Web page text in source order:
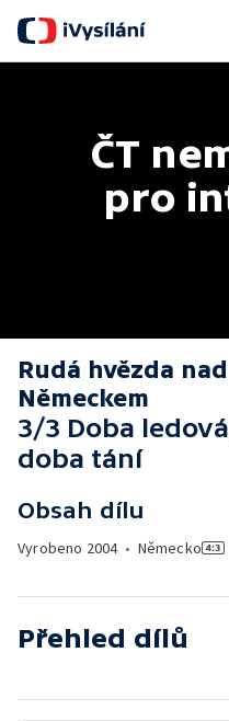
ČT
pro
Rudá hvězda nad
Německem
3/3 Doba
doba tání
Obsah dílu
Vyrobeno 2004• Německo
Přehled dílů